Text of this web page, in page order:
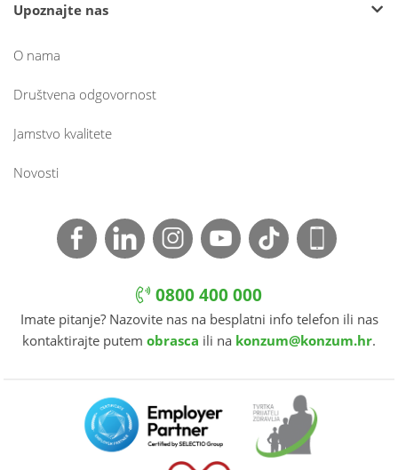
Upoznajte nas
O nama
Društvena odgovornost
Jamstvo kvalitete
Novosti
0800 400 000
Imate pitanje? Nazovite nas na besplatni info telefon ili nas
kontaktirajte putem obrasca ili na konzum@konzum.hr.